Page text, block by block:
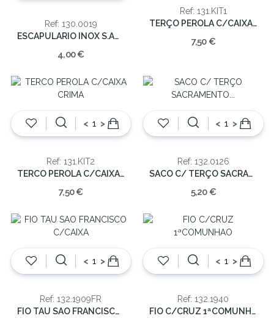
Ref: 130.0019
ESCAPULARIO INOX S.ANTONIO
4,00 €
Ref: 131.KIT1
TERÇO PEROLA C/CAIXA 1ªCOMUNHAO
7,50 €
< >
Ref: 131.KIT2
TERCO PEROLA C/CAIXA CRIMA
7,50 €
< >
Ref: 132.0126
SACO C/ TERÇO SACRAMENTO COMUNHAO
5,20 €
< >
Ref: 132.1909FR
FIO TAU SAO FRANCISCO C/CAIXA
< >
Ref: 132.1940
FIO C/CRUZ 1ªCOMUNHAO